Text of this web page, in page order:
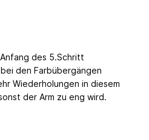
des 5.Schritt
den Farbübergängen
Wiederholungen in diesem
der Arm zu eng wird.